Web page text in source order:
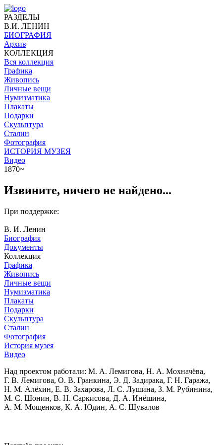
РАЗДЕЛЫ
В.И. ЛЕНИН
БИОГРАФИЯ
Архив
КОЛЛЕКЦИЯ
Вся коллекция
Графика
Живопись
Личные вещи
Нумизматика
Плакаты
Подарки
Скульптура
Сталин
Фотография
ИСТОРИЯ МУЗЕЯ
Видео
1870~
Извините, ничего не найдено...
При поддержке:
В. И. Ленин
Биография
Документы
Коллекция
Графика
Живопись
Личные вещи
Нумизматика
Плакаты
Подарки
Скульптура
Сталин
Фотография
История музея
Видео
Над проектом работали: М. А. Лемигова, Н. А. Мохначёва,
Г. В. Лемигова, О. В. Гранкина, Э. Д. Задирака, Г. Н. Гаража,
Н. М. Алёхин, Е. В. Захарова, Л. С. Лушина, З. М. Рубинина,
М. С. Шонин, В. Н. Саркисова, Д. А. Инёшина,
А. М. Мощенков, К. А. Юдин, А. С. Шувалов